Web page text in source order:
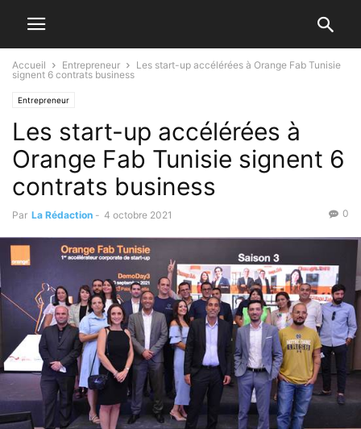
Accueil Entrepreneur
Les start-up accélérées à Orange Fab Tunisie
signent 6 contrats business
Entrepreneur
Les start-up accélérées à
Orange Fab Tunisie signent 6
contrats business
Par La Rédaction - 4 octobre 2021 0